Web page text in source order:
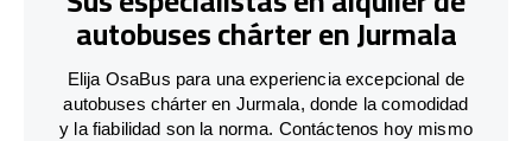
autobuses chárter en Jurmala
Elija OsaBus para una experiencia excepcional de
autobuses chárter en Jurmala, donde la comodidad
y la fiabilidad son la norma. Contáctenos hoy mismo